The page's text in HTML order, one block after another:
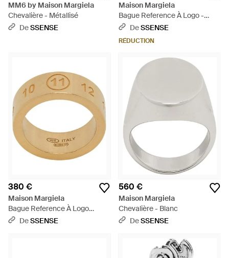
MM6 by Maison Margiela
Chevalière - Métallisé
DeSSENSE
Maison Margiela
Bague Reference À Logo -
Métallisé
DeSSENSE
RÉDUCTION
380 €
Maison Margiela
Bague Reference À Logo
Numérique - Métallisé
DeSSENSE
560 €
Maison Margiela
Chevalière - Blanc
DeSSENSE